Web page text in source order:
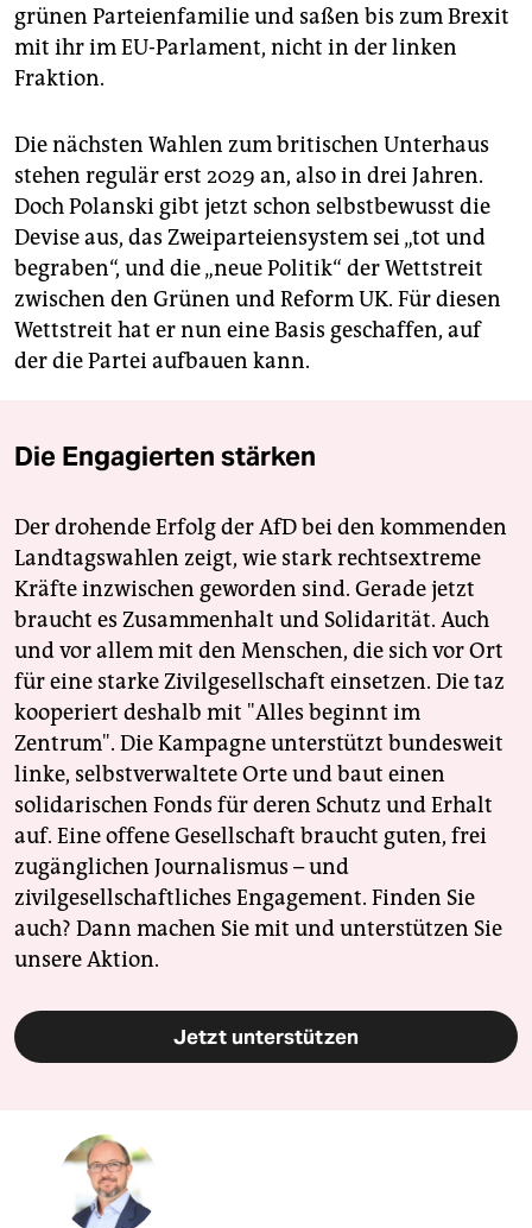
grünen Parteienfamilie und saßen bis zum Brexit
mit ihr im EU-Parlament, nicht in der linken
Fraktion.
Die nächsten Wahlen zum britischen Unterhaus
stehen regulär erst 2029 an, also in drei Jahren.
Doch Polanski gibt jetzt schon selbstbewusst die
Devise aus, das Zweiparteiensystem sei „tot und
begraben“, und die „neue Politik“ der Wettstreit
zwischen den Grünen und Reform UK. Für diesen
Wettstreit hat er nun eine Basis geschaffen, auf
der die Partei aufbauen kann.
Die Engagierten stärken
Der drohende Erfolg der AfD bei den kommenden
Landtagswahlen zeigt, wie stark rechtsextreme
Kräfte inzwischen geworden sind. Gerade jetzt
braucht es Zusammenhalt und Solidarität. Auch
und vor allem mit den Menschen, die sich vor Ort
für eine starke Zivilgesellschaft einsetzen. Die taz
kooperiert deshalb mit "Alles beginnt im
Zentrum". Die Kampagne unterstützt bundesweit
linke, selbstverwaltete Orte und baut einen
solidarischen Fonds für deren Schutz und Erhalt
auf. Eine offene Gesellschaft braucht guten, frei
zugänglichen Journalismus – und
zivilgesellschaftliches Engagement. Finden Sie
auch? Dann machen Sie mit und unterstützen Sie
unsere Aktion.
Jetzt unterstützen